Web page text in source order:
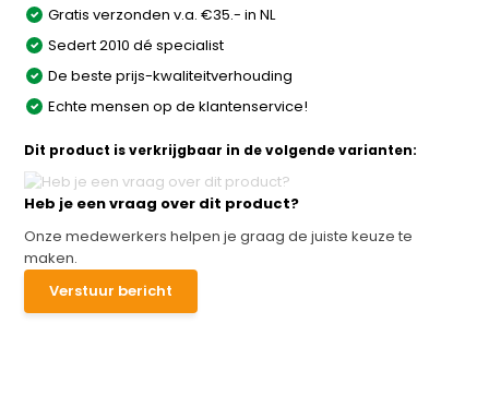
Gratis verzonden v.a. €35.- in NL
Sedert 2010 dé specialist
De beste prijs-kwaliteitverhouding
Echte mensen op de klantenservice!
Dit product is verkrijgbaar in de volgende varianten:
Heb je een vraag over dit product?
Onze medewerkers helpen je graag de juiste keuze te
maken.
Verstuur bericht